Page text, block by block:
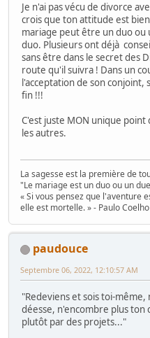
Je n'ai pas vécu de divorce
crois que ton attitude est
mariage peut être un duo ou
duo. Plusieurs ont déjà
sans être dans le secret des
route qu'il suivra ! Dans un
l'acceptation de son conjoint,
fin !!!
C'est juste MON unique point
les autres.
La sagesse est la première de
"Le mariage est un duo ou un
« Si vous pensez que l'aventure
elle est mortelle. » - Paulo Coelho
paudouce
Septembre 06, 2022, 12:10:57 AM
"Redeviens et sois toi-
déesse, n'encombre plus ton
plutôt par des projets..."